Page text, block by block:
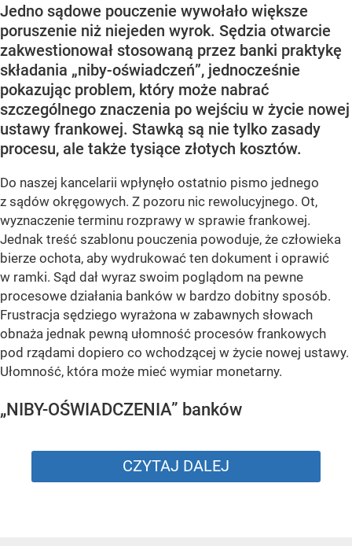
Jedno sądowe pouczenie wywołało większe
poruszenie niż niejeden wyrok. Sędzia otwarcie
zakwestionował stosowaną przez banki praktykę
składania „niby-oświadczeń”, jednocześnie
pokazując problem, który może nabrać
szczególnego znaczenia po wejściu w życie nowej
ustawy frankowej. Stawką są nie tylko zasady
procesu, ale także tysiące złotych kosztów.
Do naszej kancelarii wpłynęło ostatnio pismo jednego
z sądów okręgowych. Z pozoru nic rewolucyjnego. Ot,
wyznaczenie terminu rozprawy w sprawie frankowej.
Jednak treść szablonu pouczenia powoduje, że człowieka
bierze ochota, aby wydrukować ten dokument i oprawić
w ramki. Sąd dał wyraz swoim poglądom na pewne
procesowe działania banków w bardzo dobitny sposób.
Frustracja sędziego wyrażona w zabawnych słowach
obnaża jednak pewną ułomność procesów frankowych
pod rządami dopiero co wchodzącej w życie nowej ustawy.
Ułomność, która może mieć wymiar monetarny.
„NIBY-OŚWIADCZENIA” banków
CZYTAJ DALEJ